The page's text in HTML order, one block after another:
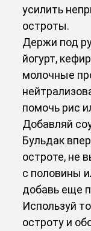
усилить
остроты.
Держи под
йогурт,
молочные
помочь рис
Добавляй
Бульдак
остроте, не
с половины
добавь еще
Используй
остроту и